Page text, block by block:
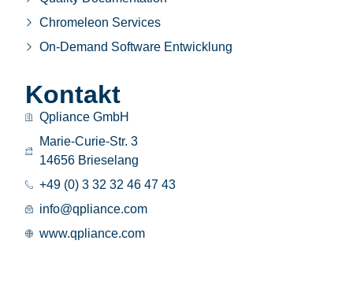
Chromeleon Services
On-Demand Software Entwicklung
Kontakt
Qpliance GmbH
Marie-Curie-Str. 3
14656 Brieselang
+49 (0) 3 32 32 46 47 43
info@qpliance.com
www.qpliance.com